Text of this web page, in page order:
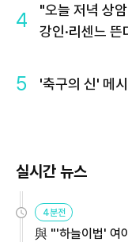
4
"오늘 저녁 상
강인·리센느
5 '축구의 신' 메
실시간 뉴스
4분전
與 "'하늘이법' 여